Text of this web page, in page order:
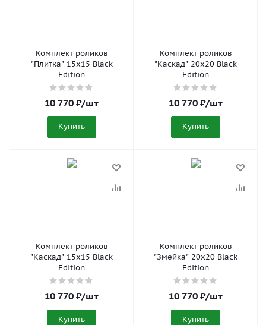
Комплект роликов
"Плитка" 15x15 Black
Edition
10 770 ₽/шт
Купить
Комплект роликов
"Каскад" 20x20 Black
Edition
10 770 ₽/шт
Купить
Комплект роликов
"Каскад" 15x15 Black
Edition
10 770 ₽/шт
Купить
Комплект роликов
"Змейка" 20x20 Black
Edition
10 770 ₽/шт
Купить